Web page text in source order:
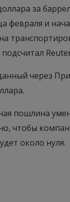
за
февраля и
через
пошлина
чтобы
около нуля.